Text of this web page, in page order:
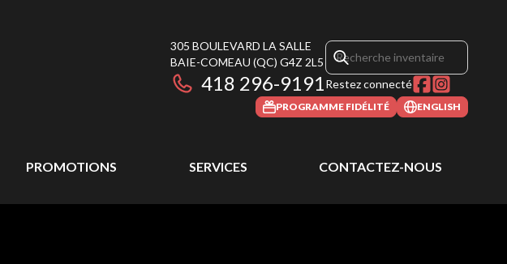
305 BOULEVARD LA SALLE
BAIE-COMEAU (QC) G4Z 2L5
418 296-9191Restez connecté
PROGRAMME FIDÉLITÉ ENGLISH
PROMOTIONS SERVICES CONTACTEZ-NOUS